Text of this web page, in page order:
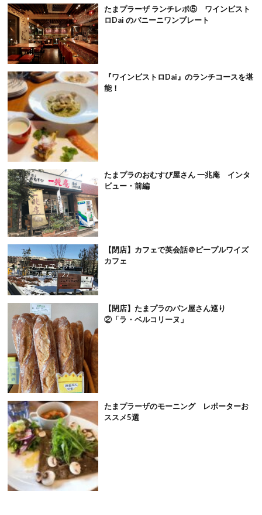
たまプラーザ ランチレポ⑤ ワインビスト
ロDai のパニーニワンプレート
『ワインビストロDai』のランチコースを堪
能！
たまプラのおむすび屋さん 一兆庵 インタ
ビュー・前編
【閉店】カフェで英会話＠ピープルワイズ
カフェ
【閉店】たまプラのパン屋さん巡り
②「ラ・ベルコリーヌ」
たまプラーザのモーニング レポーターお
ススメ5選